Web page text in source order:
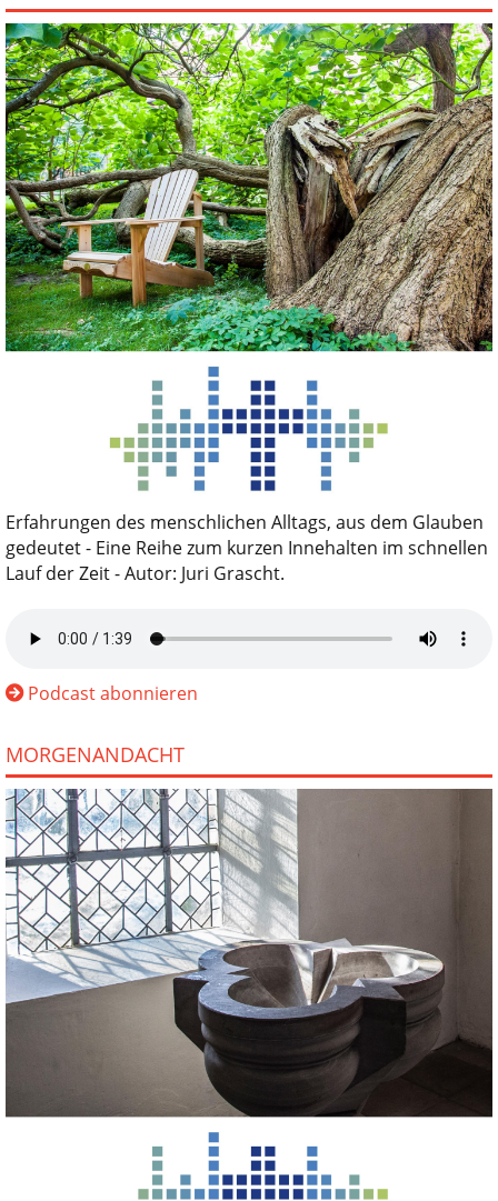
Erfahrungen des menschlichen Alltags, aus dem Glauben
gedeutet - Eine Reihe zum kurzen Innehalten im schnellen
Lauf der Zeit - Autor: Juri Grascht.
Podcast abonnieren
MORGENANDACHT